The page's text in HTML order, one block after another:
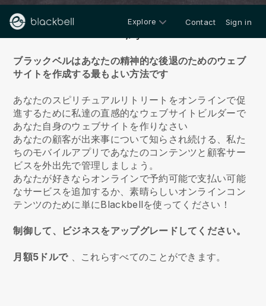
Explore Contact Sign in
ブラックベルはあなたの精神的な後退のためのウェブ
サイトを作成する最もよい方法です
あなたのスピリチュアルリトリートをオンラインで促
進するために私達の直感的なウェブサイトビルダーで
あなた自身のウェブサイトを作りなさい
あなたの顧客が出来事について知らされ続ける、私た
ちのモバイルアプリであなたのコンテンツと顧客サー
ビスを外出先で管理しましょう。
あなたが好きならオンラインで予約可能で支払い可能
なサービスを追加するか、素晴らしいオンラインコン
テンツのために単にBlackbellを使ってください！
制御して、ビジネスをアップグレードしてください。
月額5ドルで、これらすべてのことができます。